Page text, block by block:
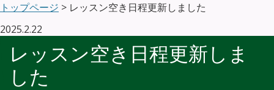
トップページ > レッスン空き日程更新しました
2025.2.22
レッスン空き日程更新しま
した